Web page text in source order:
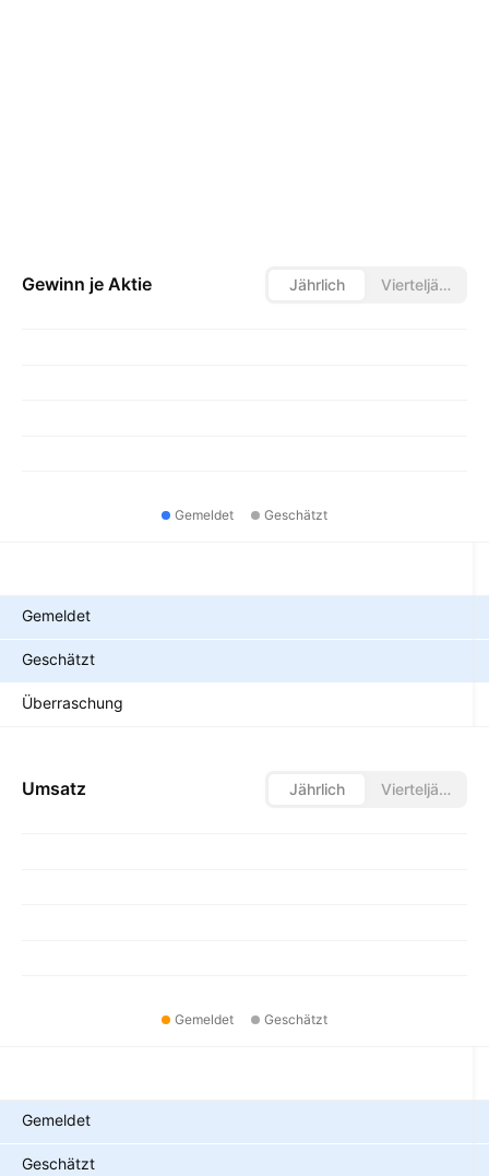
Gewinn je Aktie Jährlich Vierteljährlich
Gemeldet Geschätzt
Gemeldet
Geschätzt
Überraschung
Umsatz Jährlich Vierteljährlich
Gemeldet Geschätzt
Gemeldet
Geschätzt